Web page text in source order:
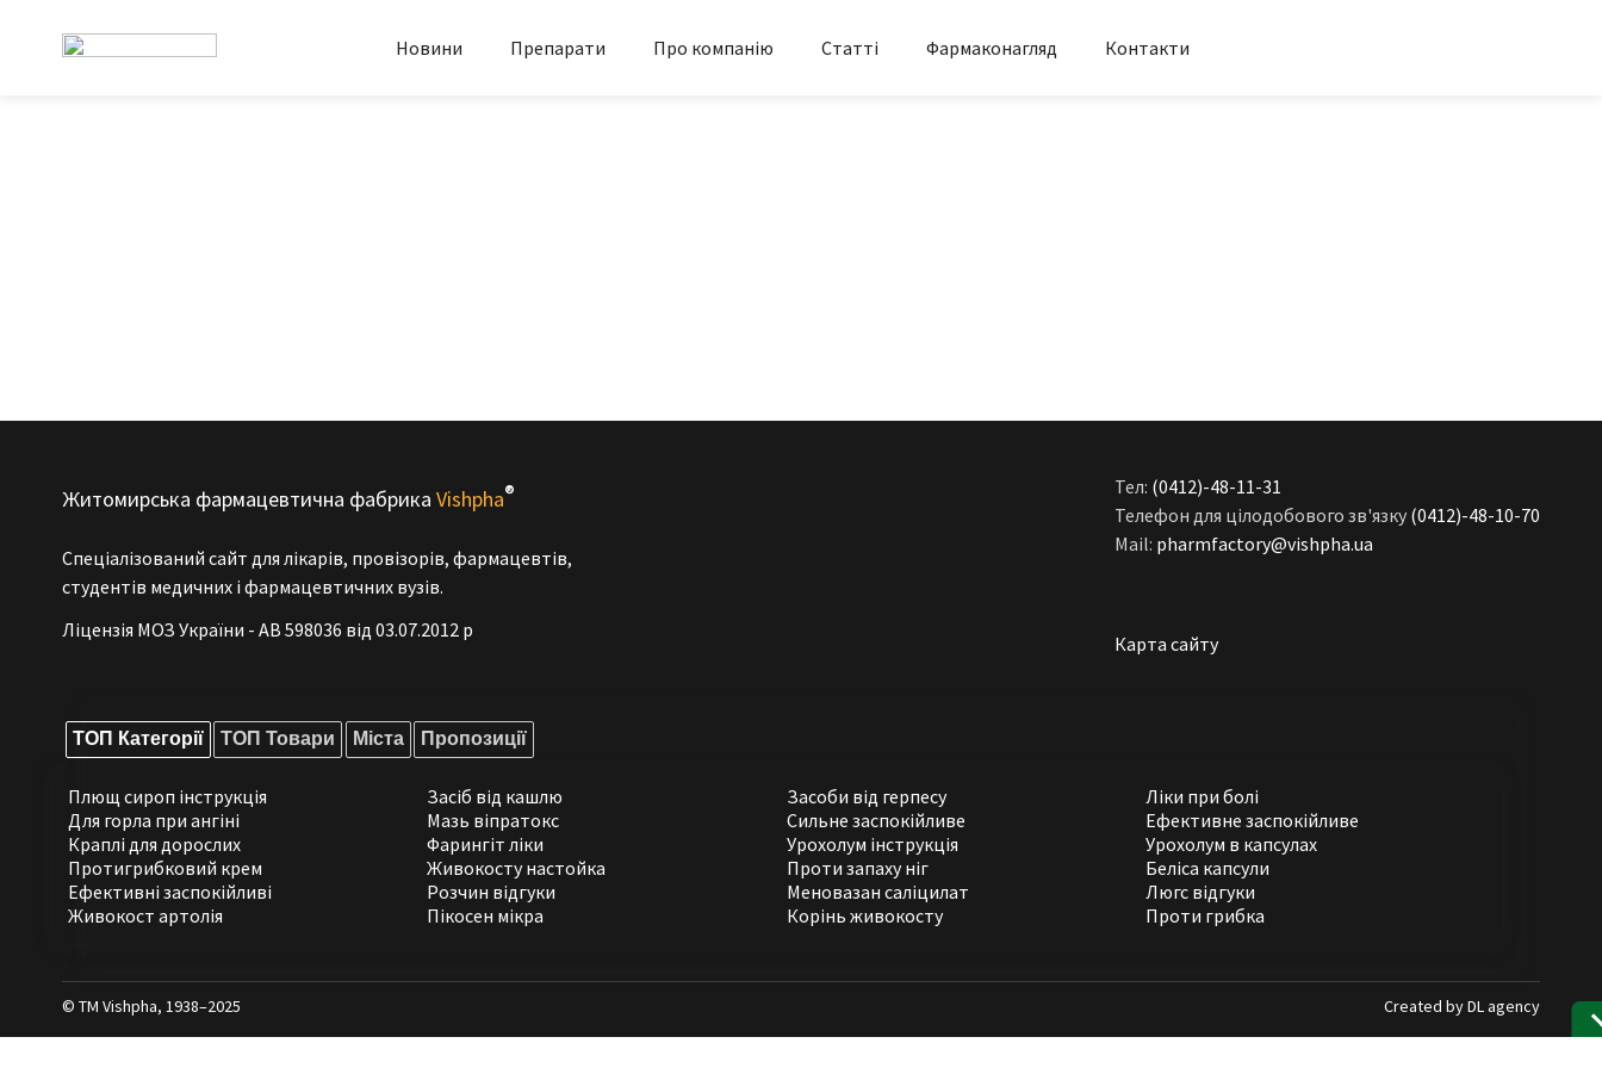
Новини Препарати Про компанію Статті Фармаконагляд Контакти
Житомирська фармацевтична фабрика Vishpha®
Спеціалізований сайт для лікарів, провізорів, фармацевтів,
студентів медичних і фармацевтичних вузів.
Ліцензія МОЗ України - АВ 598036 від 03.07.2012 р
Тел: (0412)-48-11-31
Телефон для цілодобового зв'язку (0412)-48-10-70
Mail: pharmfactory@vishpha.ua
Карта сайту
ТОП Категорії ТОП Товари Міста Пропозиції
Плющ сироп інструкція
Для горла при ангіні
Краплі для дорослих
Протигрибковий крем
Ефективні заспокійливі
Живокост артолія
Засіб від кашлю
Мазь віпратокс
Фарингіт ліки
Живокосту настойка
Розчин відгуки
Пікосен мікра
Засоби від герпесу
Сильне заспокійливе
Урохолум інструкція
Проти запаху ніг
Меновазан саліцилат
Корінь живокосту
Ліки при болі
Ефективне заспокійливе
Урохолум в капсулах
Беліса капсули
Люгс відгуки
Проти грибка
© ТМ Vishpha, 1938–2025 Created byDL agency